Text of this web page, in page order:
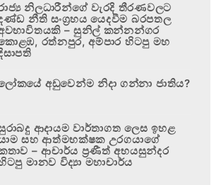
නිලධාරීන්ගේ වැරදි තීරණවලට
නීති සංග්‍රහය යෙදවීම බරපතල
– සුනිල් කන්නන්ගර
රත්නපුර, අම්පාර හිටපු මහ
අඩුවෙන්ම නිදා ගන්නා ජාතිය?
ආදායම වාර්තාගත ලෙස ඉහළ
සහ ආත්මභක්ෂක උරගයාගේ
– ආචාර්ය ප්‍රණීත් අභයසුන්දර
මානව විද්‍යා මහාචාර්ය